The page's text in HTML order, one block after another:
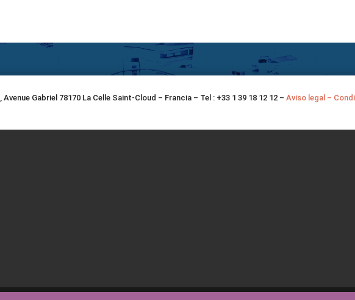
Gabriel 78170 La Celle Saint-Cloud – Francia – Tel : +33 1 39 18 12 12 –Aviso legal –